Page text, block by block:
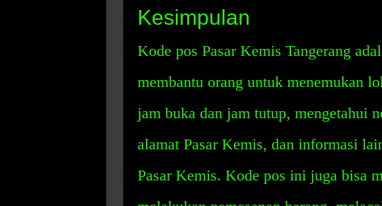
Kesimpulan
Kode pos Pasar Kemis Tangerang
membantu orang untuk menemukan
jam buka dan jam tutup, mengetahui
alamat Pasar Kemis, dan informasi
Pasar Kemis. Kode pos ini juga bisa